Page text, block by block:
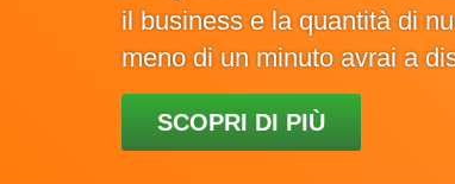
il business e la quantità di
meno di un minuto avrai a
SCOPRI DI PIÙ